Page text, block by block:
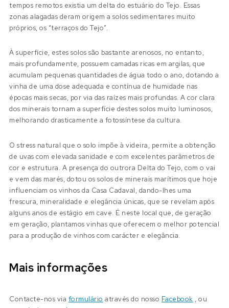
tempos remotos existia um delta do estuário do Tejo. Essas
zonas alagadas deram origem a solos sedimentares muito
próprios, os “terraços do Tejo”.
À superfície, estes solos são bastante arenosos, no entanto,
mais profundamente, possuem camadas ricas em argilas, que
acumulam pequenas quantidades de água todo o ano, dotando a
vinha de uma dose adequada e contínua de humidade nas
épocas mais secas, por via das raízes mais profundas. A cor clara
dos minerais tornam a superfície destes solos muito luminosos,
melhorando drasticamente a fotossíntese da cultura.
O stress natural que o solo impõe à videira, permite a obtenção
de uvas com elevada sanidade e com excelentes parâmetros de
cor e estrutura. A presença do outrora Delta do Tejo, com o vai
e vem das marés, dotou os solos de minerais marítimos que hoje
influenciam os vinhos da Casa Cadaval, dando-lhes uma
frescura, mineralidade e elegância únicas, que se revelam após
alguns anos de estágio em cave. É neste local que, de geração
em geração, plantamos vinhas que oferecem o melhor potencial
para a produção de vinhos com carácter e elegância.
Mais informações
Contacte-nos via formulário através do nosso Facebook , ou